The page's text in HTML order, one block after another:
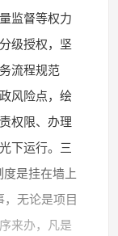
监督等权力
级授权，坚
流程规范
风险点，绘
权限、办理
下运行。三
度是挂在墙上
无论是项目
来办，凡是